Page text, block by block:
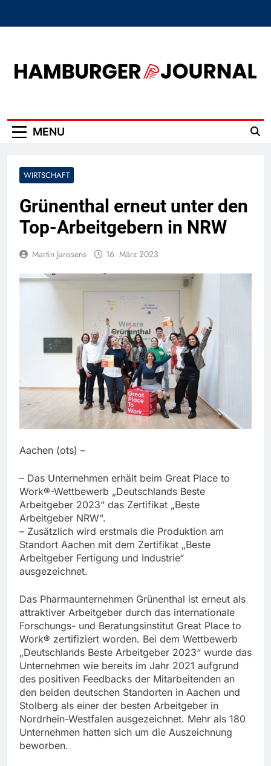
MENU
WIRTSCHAFT
Grünenthal erneut unter den
Top-Arbeitgebern in NRW
Martin Janssens 16. März 2023
Aachen (ots) –
– Das Unternehmen erhält beim Great Place to
Work®-Wettbewerb „Deutschlands Beste
Arbeitgeber 2023“ das Zertifikat „Beste
Arbeitgeber NRW“.
– Zusätzlich wird erstmals die Produktion am
Standort Aachen mit dem Zertifikat „Beste
Arbeitgeber Fertigung und Industrie“
ausgezeichnet.
Das Pharmaunternehmen Grünenthal ist erneut als
attraktiver Arbeitgeber durch das internationale
Forschungs- und Beratungsinstitut Great Place to
Work® zertifiziert worden. Bei dem Wettbewerb
„Deutschlands Beste Arbeitgeber 2023“ wurde das
Unternehmen wie bereits im Jahr 2021 aufgrund
des positiven Feedbacks der Mitarbeitenden an
den beiden deutschen Standorten in Aachen und
Stolberg als einer der besten Arbeitgeber in
Nordrhein-Westfalen ausgezeichnet. Mehr als 180
Unternehmen hatten sich um die Auszeichnung
beworben.